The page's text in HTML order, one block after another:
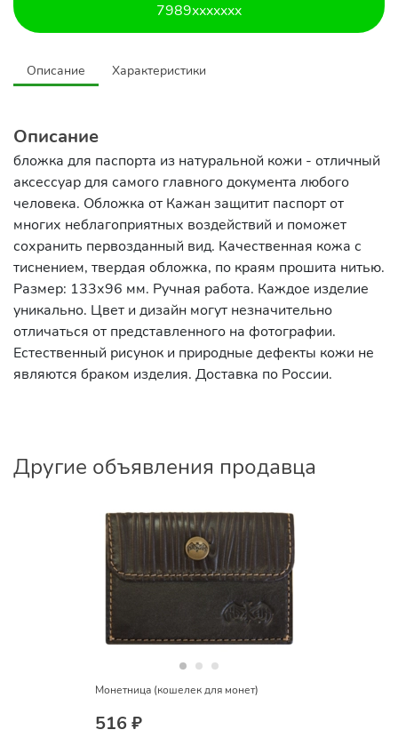
7989xxxxxxx
Описание Характеристики
Описание
бложка для паспорта из натуральной кожи - отличный
аксессуар для самого главного документа любого
человека. Обложка от Кажан защитит паспорт от
многих неблагоприятных воздействий и поможет
сохранить первозданный вид. Качественная кожа с
тиснением, твердая обложка, по краям прошита нитью.
Размер: 133х96 мм. Ручная работа. Каждое изделие
уникально. Цвет и дизайн могут незначительно
отличаться от представленного на фотографии.
Естественный рисунок и природные дефекты кожи не
являются браком изделия. Доставка по России.
Другие объявления продавца
Монетница (кошелек для монет)
516 ₽